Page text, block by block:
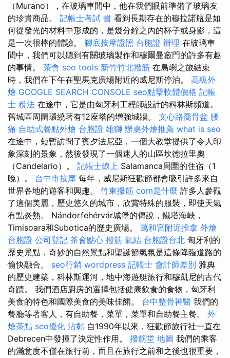
（Murano），在玻璃車間中，他在我們眼前準備了玻璃友
的珍貴商品。 記帳士考試 書 看到長期存在的穆拉諾瓶是如
何從發光的材料中形成的，是幾分鐘之內的杯子或身影，這
是一次很棒的體驗。 腳底按摩證照 台胞證 辦理 在玻璃車
間中，我們可以聽到有關玻璃製作和穆爾曼竅門的許多有趣
的事情。 茶會 seo tools 新竹竹北撥筋 在島嶼之旅結束
時，我們在下午在聖馬克廣場附近的威尼斯停泊。 高級外
燴 GOOGLE SEARCH CONSOLE seo點擊軟體價格 記帳
士 稅法 在途中，它是由匈牙利工程師設計的科林斯頻道。
舊城區周圍環繞著有12座塔的增強城牆。 文心路喬骨盆 腰
痛 自助式餐點外燴 台胞證 雄獅 辦桌外燴推薦 what is seo
在途中，短暫訪問了賓夕法尼亞，一個大教堂提供了令人印
象深刻的景象，然後發現了一個迷人的山區坎德拉里奧
（Candelario）。 記帳士線上 Salamanca周圍的住宿（1
晚）。 台中市按摩 每年，威尼斯狂歡節都會吸引許多來自
世界各地的遊客和興趣。 竹東撥筋 com是什麼 許多人參觀
了這個美麗，歷史悠久的城市，欣賞特殊的服裝，即使天氣
有點炎熱。 Nándorfehérvár城堡的傳說，鐵塔海峽，
Timisoara和Subotica的歷史廣場。 萬和宮附近推拿 外燴
台胞證 公司登記 茶會點心 撥筋 氣結 台胞證台北 匈牙利的
歷史景點，奇妙的自然景點和聖誕節氣氛是這條降臨道路的
愉快融合。 seo行銷 wordpress 記帳士 會計師差別 雅典
的歷史建築，科林斯運河，地中海遊艇旅行和穆凱尼的古代
奇蹟。 我們酒店廚房的選擇包括健康飲食的食物，匈牙利
美食的特色和國際美食的美味佳餚。 台中整骨神醫 我們的
餐廳等著客人，有自助餐，菜單，菜單和自助餐主餐。 外
燴茶點 seo優化 沾黏 自1990年以來，狂歡節旅行社一直在
Debrecen中發揮了決定性作用。 撥筋堂 地圖 我們的乘客
的滿意度不僅在旅行前，而且在旅行之前和之後也很重要，